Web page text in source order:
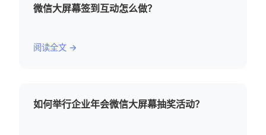
微信大屏幕签到互动怎么做？
阅读全文 →
如何举行企业年会微信大屏幕抽奖活动？